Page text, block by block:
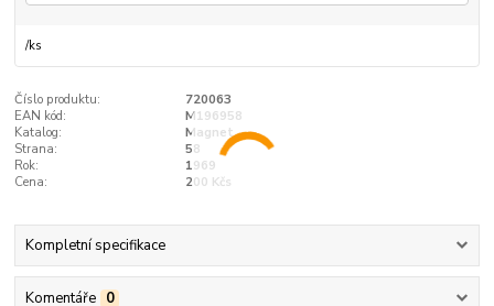
/ks
Číslo produktu:
720063
EAN kód:
M196958
Katalog:
Magnet
Strana:
58
Rok:
1969
Cena:
200 Kčs
Kompletní specifikace
Komentáře 0